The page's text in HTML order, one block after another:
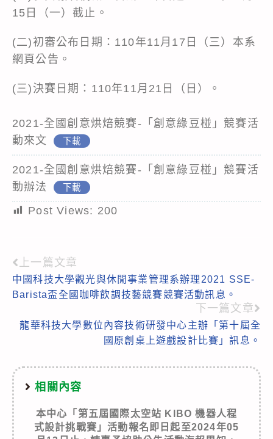
15日（一）截止。
(二)初審公布日期：110年11月17日（三）本系
網頁公告。
(三)決賽日期：110年11月21日（日）。
2021-全國創意烘焙競賽-「創意綠豆椪」競賽活
動來文
下載
2021-全國創意烘焙競賽-「創意綠豆椪」競賽活
動辦法
下載
Post Views: 200
Read
more
上一篇文章
中國科技大學觀光與休閒事業管理系辦理2021 SSE-
Barista盃全國咖啡飲調技藝競賽競賽活動訊息。
下一篇文章
龍華科技大學數位內容技術研發中心主辦「第十屆全
國原創桌上遊戲設計比賽」訊息。
相關內容
本中心「第五屆國際太空站 KIBO 機器人程
式設計挑戰賽」活動報名即日起至2024年05